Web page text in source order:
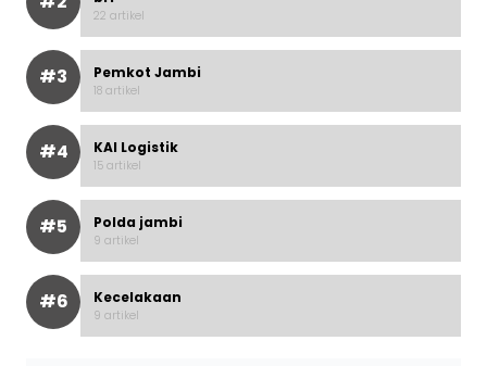
22 artikel
#3 Pemkot Jambi
18 artikel
#4 KAI Logistik
15 artikel
#5 Polda jambi
9 artikel
#6 Kecelakaan
9 artikel